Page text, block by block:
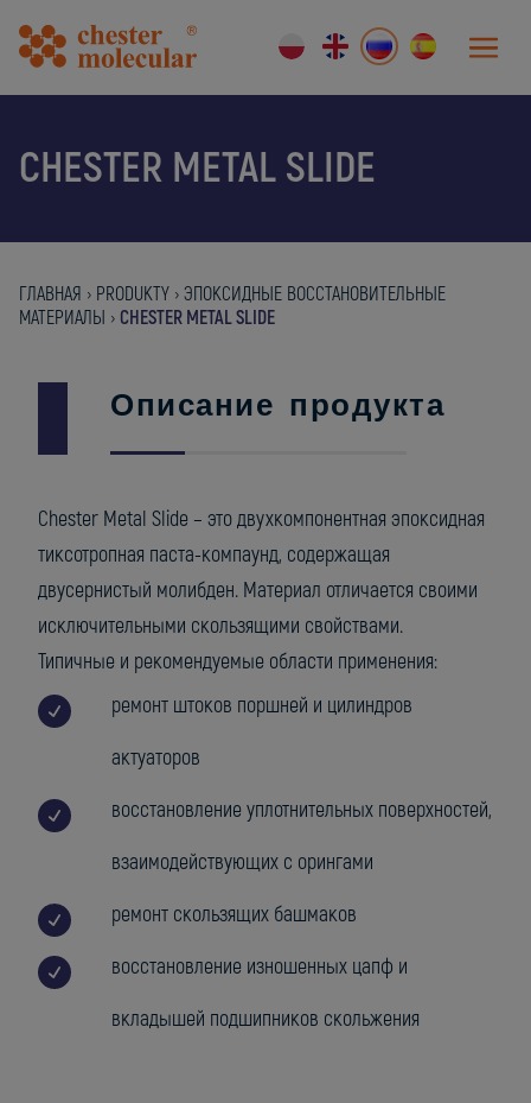
CHESTER METAL SLIDE
ГЛАВНАЯ › PRODUKTY › ЭПОКСИДНЫЕ ВОССТАНОВИТЕЛЬНЫЕ
МАТЕРИАЛЫ › CHESTER METAL SLIDE
Описание продукта
Chester Metal Slide – это двухкомпонентная эпоксидная
тиксотропная паста-компаунд, содержащая
двусернистый молибден. Материал отличается своими
исключительными скользящими свойствами.
Типичные и рекомендуемые области применения:
ремонт штоков поршней и цилиндров
актуаторов
восстановление уплотнительных поверхностей,
взаимодействующих с орингами
ремонт скользящих башмаков
восстановление изношенных цапф и
вкладышей подшипников скольжения